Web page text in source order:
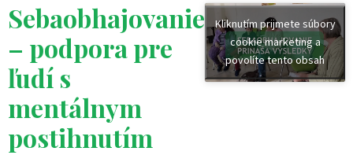
Sebaobhajovanie
– podpora pre
ľudí s
mentálnym
postihnutím
Kliknutím prijmete súbory
cookie marketing a
povolíte tento obsah